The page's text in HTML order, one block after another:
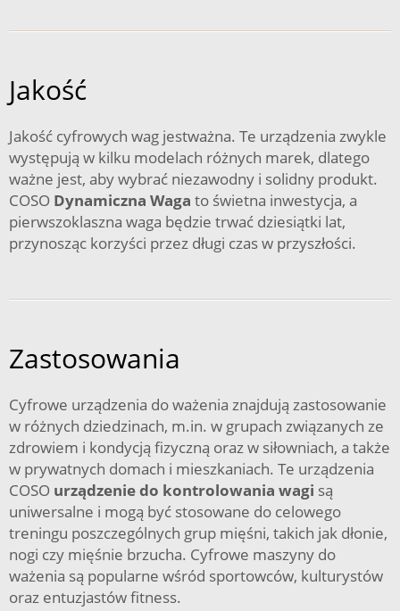
Jakość
Jakość cyfrowych wag jestważna. Te urządzenia zwykle
występują w kilku modelach różnych marek, dlatego
ważne jest, aby wybrać niezawodny i solidny produkt.
COSO Dynamiczna Waga to świetna inwestycja, a
pierwszoklaszna waga będzie trwać dziesiątki lat,
przynosząc korzyści przez długi czas w przyszłości.
Zastosowania
Cyfrowe urządzenia do ważenia znajdują zastosowanie
w różnych dziedzinach, m.in. w grupach związanych ze
zdrowiem i kondycją fizyczną oraz w siłowniach, a także
w prywatnych domach i mieszkaniach. Te urządzenia
COSO urządzenie do kontrolowania wagi są
uniwersalne i mogą być stosowane do celowego
treningu poszczególnych grup mięśni, takich jak dłonie,
nogi czy mięśnie brzucha. Cyfrowe maszyny do
ważenia są popularne wśród sportowców, kulturystów
oraz entuzjastów fitness.